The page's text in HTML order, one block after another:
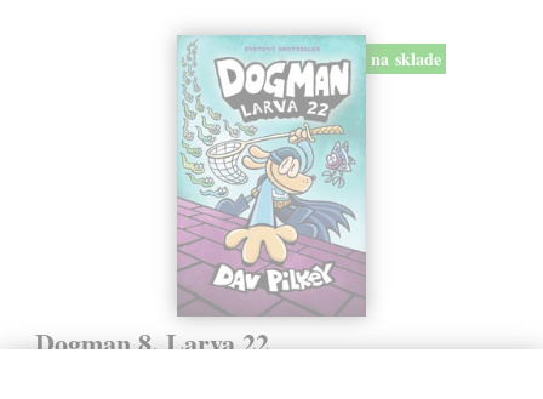
na sklade
Dogman 8. Larva 22